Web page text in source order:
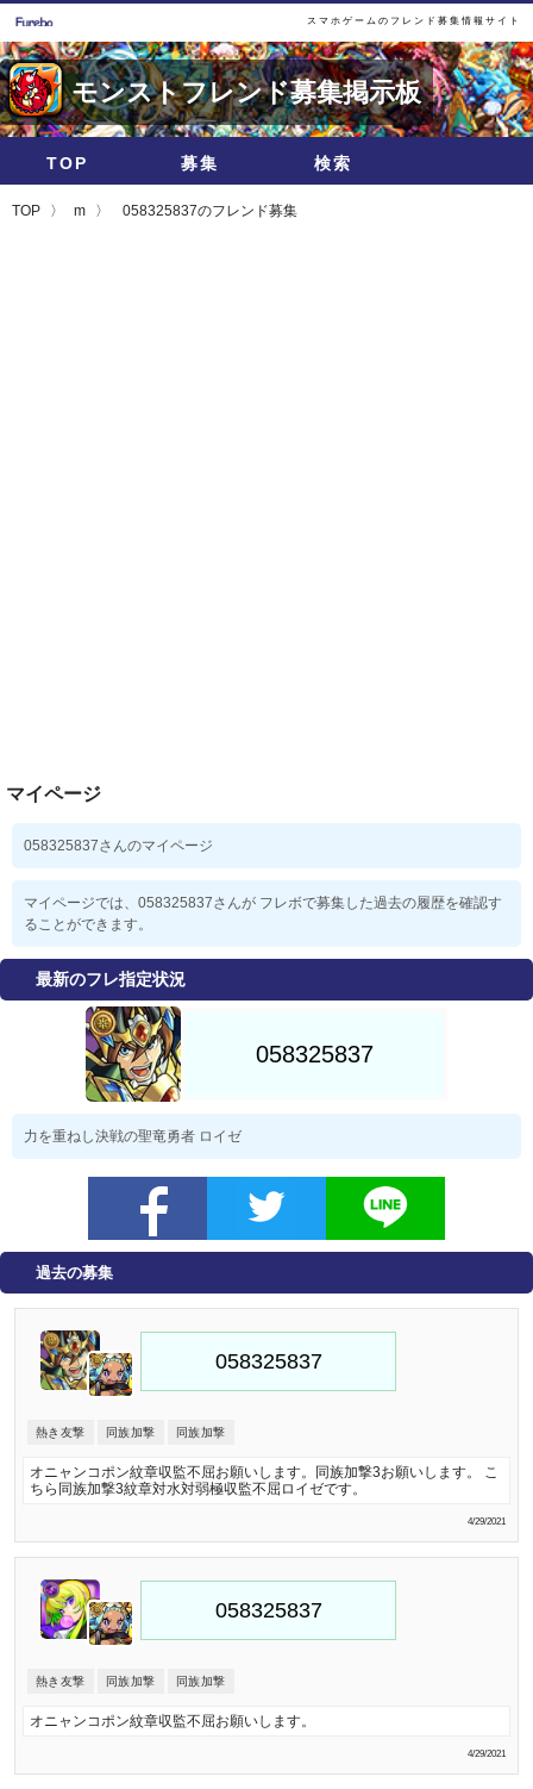
スマホゲームのフレンド募集情報サイト
モンストフレンド募集掲示板
TOP 募集 検索
TOP m 058325837のフレンド募集
マイページ
058325837さんのマイページ
マイページでは、058325837さんが フレボで募集した過去の履歴を確認す
ることができます。
最新のフレ指定状況
力を重ねし決戦の聖竜勇者 ロイゼ
過去の募集
熱き友撃 同族加撃 同族加撃
オニャンコポン紋章収監不屈お願いします。同族加撃3お願いします。 こ
ちら同族加撃3紋章対水対弱極収監不屈ロイゼです。
4/29/2021
熱き友撃 同族加撃 同族加撃
オニャンコポン紋章収監不屈お願いします。
4/29/2021